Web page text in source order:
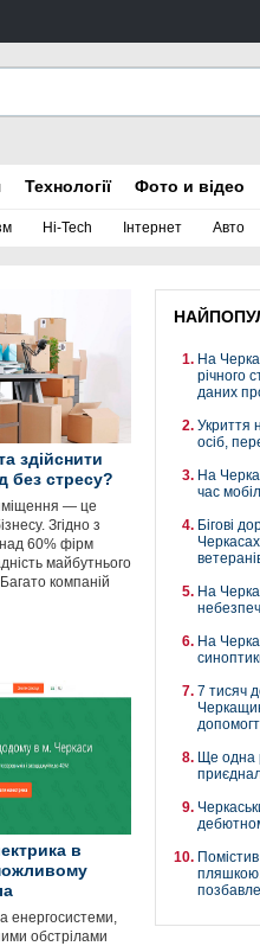
Hi-Tech Інтернет Авто
Технології Фото и відео
здійснити
без стресу?
— це
Згідно з
60% фірм
майбутнього
компаній
в
енергосистеми,
обстрілами
На
річного
даних
Укриття
осіб,
На
час
Бігові
На
На
7 тисяч
Ще одна
пляшкою: